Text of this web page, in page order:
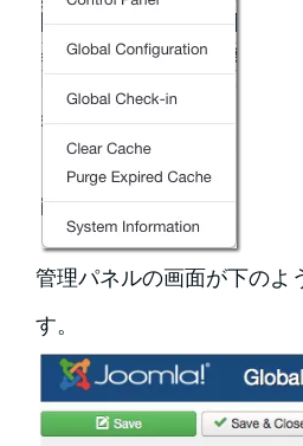
管理パネルの画面が下のよ
す。